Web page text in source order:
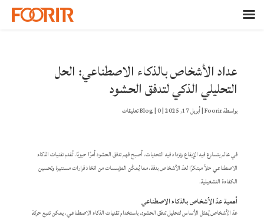
عداد الأشخاص بالذكاء الاصطناعي: الحل
التحليلي الذكي لتدفق الحشود
بواسطةFoorir
|أبريل 17, 2025 |
Blog|0 تعليقات
في عالم يتسارع فيه الإيقاع وتزداد فيه التحديات، أصبح فهم تدفق الحشود أمرًا حيويًا. تُقدم تقنيات الذكاء
الاصطناعي حلاً مبتكرًا لعدّ الأشخاص بدقة، مما يُمكّن المؤسسات من اتخاذ قرارات مستنيرة وتحسين
الكفاءة التشغيلية.​
أهمية عدّ الأشخاص بالذكاء الاصطناعي
عدّ الأشخاص يُمثل الأساس لتحليل تدفق الحشود. باستخدام تقنيات الذكاء الاصطناعي، يمكن تتبع حركة